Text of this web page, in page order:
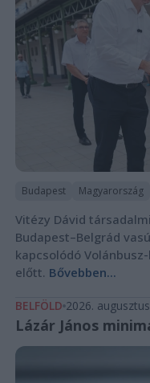
Budapest Magyarország
Vitézy Dávid
Budapest–Belgrád
kapcsolódó
előtt. Bővebben...
BELFÖLD 2026.
Lázár János